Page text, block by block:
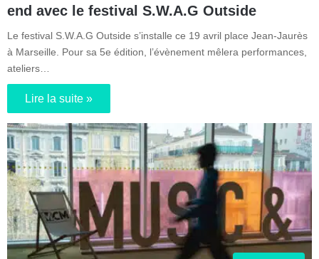
end avec le festival S.W.A.G Outside
Le festival S.W.A.G Outside s’installe ce 19 avril place Jean-Jaurès
à Marseille. Pour sa 5e édition, l’évènement mêlera performances,
ateliers…
Lire la suite »